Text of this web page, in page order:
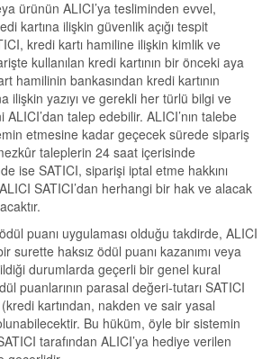
ürünün ALICI’ya tesliminden evvel,
kartına ilişkin güvenlik açığı tespit
kredi kartı hamiline ilişkin kimlik ve
kullanılan kredi kartının bir önceki aya
hamilinin bankasından kredi kartının
ilişkin yazıyı ve gerekli her türlü bilgi ve
talep edebilir. ALICI’nın talebe
etmesine kadar geçecek sürede sipariş
taleplerin 24 saat içerisinde
ise SATICI, siparişi iptal etme hakkını
SATICI’dan herhangi bir hak ve alacak
puanı uygulaması olduğu takdirde, ALICI
surette haksız ödül puanı kazanımı veya
durumlarda geçerli bir genel kural
puanlarının parasal değeri-tutarı SATICI
kartından, nakden ve sair yasal
Bu hüküm, öyle bir sistemin
tarafından ALICI’ya hediye verilen